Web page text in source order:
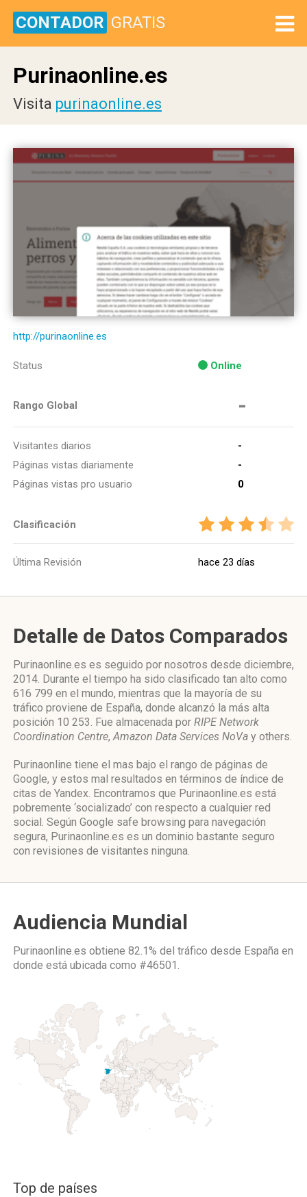
CONTADOR GRATIS
Purinaonline.es
Visita purinaonline.es
http://purinaonline.es
Status Online
Rango Global -
Visitantes diarios
-
Páginas vistas diariamente
-
Páginas vistas pro usuario
0
Clasificación
Última Revisión hace 23 días
Detalle de Datos Comparados
Purinaonline.es es seguido por nosotros desde diciembre,
2014. Durante el tiempo ha sido clasificado tan alto como
616 799 en el mundo, mientras que la mayoría de su
tráfico proviene de España, donde alcanzó la más alta
posición 10 253. Fue almacenada por RIPE Network
Coordination Centre,Amazon Data Services NoVa y others.
Purinaonline tiene el mas bajo el rango de páginas de
Google, y estos mal resultados en términos de índice de
citas de Yandex. Encontramos que Purinaonline.es está
pobremente ‘socializado’ con respecto a cualquier red
social. Según Google safe browsing para navegación
segura, Purinaonline.es es un dominio bastante seguro
con revisiones de visitantes ninguna.
Audiencia Mundial
Purinaonline.es obtiene 82.1% del tráfico desde España en
donde está ubicada como #46501.
Top de países